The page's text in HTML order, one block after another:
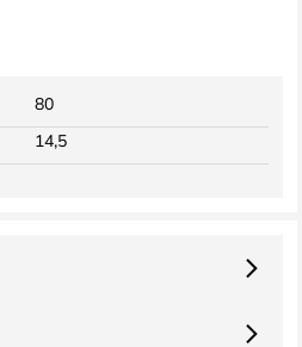
14,5
80